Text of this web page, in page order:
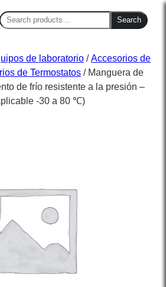
Search
for:
Search
de laboratorio /Accesorios de
de Termostatos / Manguera de
de frío resistente a la presión –
-30 a 80 ℃)